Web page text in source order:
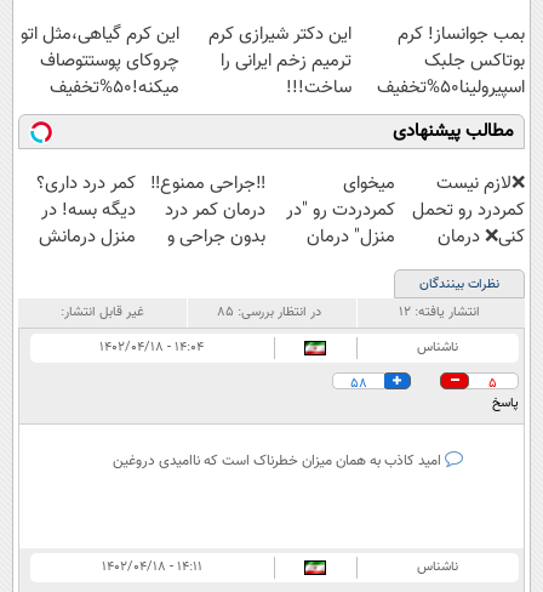
ویژه
بمب جوانساز! کرم
بوتاکس جلبک
اسپیرولینا50%تخفیف
این دکتر شیرازی کرم
ترمیم زخم ایرانی را
ساخت!!!
این کرم گیاهی،مثل اتو
چروکای پوستتوصاف
میکنه!50%تخفیف
مطالب پیشنهادی
Image failed to
load
❌لازم نیست
کمردرد رو تحمل
کنی❌ درمان
بدون جراحی و
قرص
(پرسشنامه)
Image failed to
load
میخوای
کمردردت رو "در
منزل" درمان
Image failed to
load
‼️جراحی ممنوع‼️
درمان کمر درد
بدون جراحی و
Image failed to
load
کمر درد داری؟
دیگه بسه! در
منزل درمانش
نظرات بینندگان
انتشار یافته:۱۲ در انتظار بررسی: ۸۵
غیر قابل انتشار:
ناشناس
۱۴:۰۴ - ۱۴۰۲/۰۴/۱۸
5
58
پاسخ
امید کاذب به همان میزان خطرناک است که ناامیدی دروغین
ناشناس
۱۴:۱۱ - ۱۴۰۲/۰۴/۱۸